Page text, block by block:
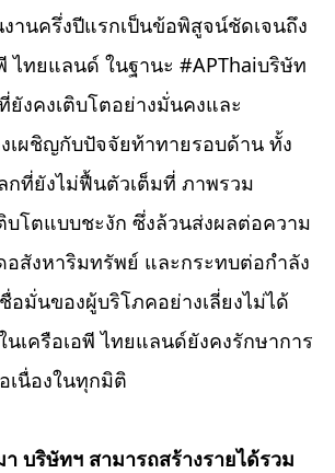
านครึ่งปีแรกเป็นข้อพิสูจน์ชัดเจนถึง
ไทยแลนด์ ในฐานะ #APThaiบริษัท
ยังคงเติบโตอย่างมั่นคงและ
เผชิญกับปัจจัยท้าทายรอบด้าน ทั้ง
กที่ยังไม่ฟื้นตัวเต็มที่ ภาพรวม
บโตแบบชะงัก ซึ่งล้วนส่งผลต่อความ
สังหาริมทรัพย์ และกระทบต่อกำลัง
อมั่นของผู้บริโภคอย่างเลี่ยงไม่ได้
เครือเอพี ไทยแลนด์ยังคงรักษาการ
เนื่องในทุกมิติ
บริษัทฯ สามารถสร้างรายได้รวม